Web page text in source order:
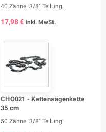
40 Zähne. 3/8" Teilung.
17,98 € inkl. MwSt.
CHO021 - Kettensägenkette
35 cm
50 Zähne. 3/8" Teilung.